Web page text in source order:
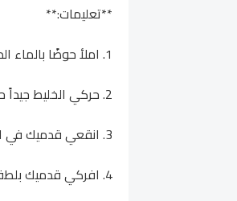
**تعليمات:**
1. املأ حوضًا بالماء الدافئ وأضف زيت الزيتون والعسل.
2. حركي الخليط جيداً حتى يذوب العسل.
3. انقعي قدميك في الخليط لمدة 15-20 دقيقة.
4. افركي قدميك بلطف باستخدام مقشر القدم أو حجر الخفاف لإزالة الجلد الميت.